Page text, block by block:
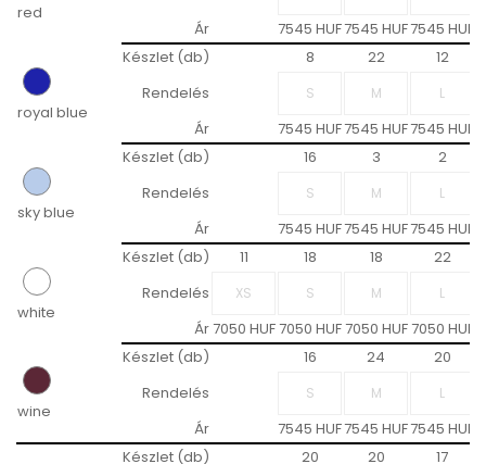
red
Ár
7545 HUF7545 HUF7545 HUF
royal blue
Készlet (db) 8 22
12
Rendelés
Ár
7545 HUF7545 HUF7545 HUF
sky blue
Készlet (db) 16 3
2
Rendelés
Ár
7545 HUF7545 HUF7545 HUF
white
Készlet (db) 11 18 18
22
Rendelés
Ár7050 HUF7050 HUF7050 HUF7050 HUF
wine
Készlet (db) 16 24
20
Rendelés
Ár
7545 HUF7545 HUF7545 HUF
Készlet (db) 20 20
17